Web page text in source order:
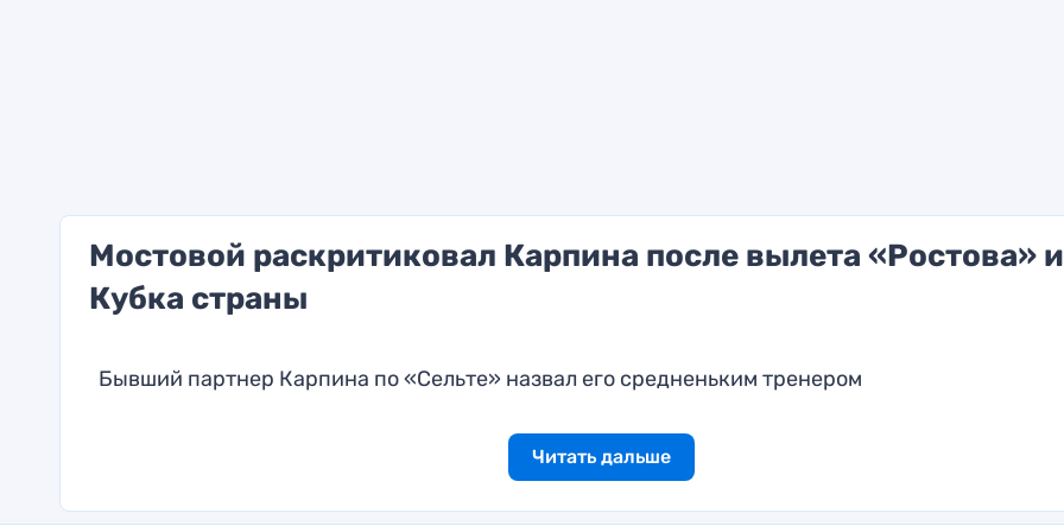
Мостовой раскритиковал Карпина после вылета «Ростова»
Кубка страны
Бывший партнер Карпина по «Сельте» назвал его средненьким тренером
Читать дальше